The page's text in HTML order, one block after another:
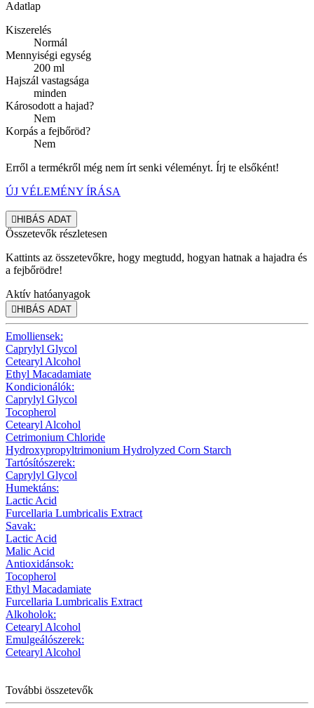
Adatlap
Kiszerelés
Normál
Mennyiségi egység
200 ml
Hajszál vastagsága
minden
Károsodott a hajad?
Nem
Korpás a fejbőröd?
Nem
Erről a termékről még nem írt senki véleményt. Írj te elsőként!
ÚJ VÉLEMÉNY ÍRÁSA
HIBÁS ADAT
Összetevők részletesen
Kattints az összetevőkre, hogy megtudd, hogyan hatnak a hajadra és
a fejbőrödre!
Aktív hatóanyagok
HIBÁS ADAT
Emolliensek:
Caprylyl Glycol
Cetearyl Alcohol
Ethyl Macadamiate
Kondicionálók:
Caprylyl Glycol
Tocopherol
Cetearyl Alcohol
Cetrimonium Chloride
Hydroxypropyltrimonium Hydrolyzed Corn Starch
Tartósítószerek:
Caprylyl Glycol
Humektáns:
Lactic Acid
Furcellaria Lumbricalis Extract
Savak:
Lactic Acid
Malic Acid
Antioxidánsok:
Tocopherol
Ethyl Macadamiate
Furcellaria Lumbricalis Extract
Alkoholok:
Cetearyl Alcohol
Emulgeálószerek:
Cetearyl Alcohol
További összetevők